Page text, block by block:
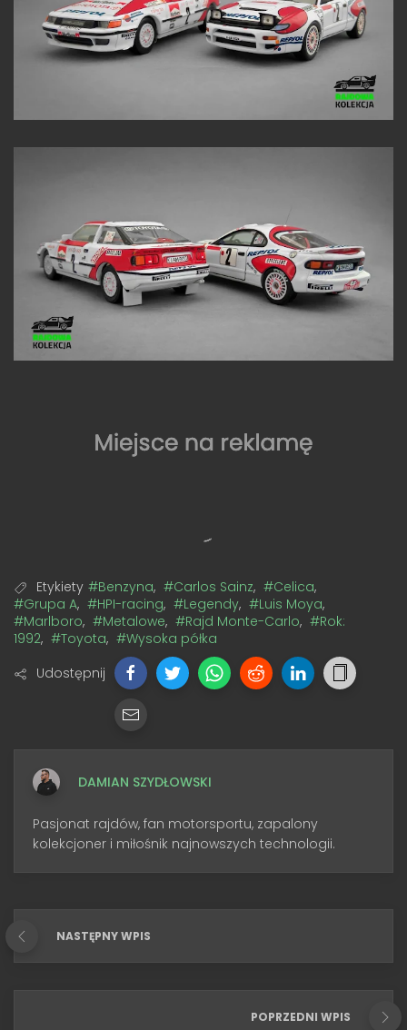
Etykiety #Benzyna, #Carlos Sainz, #Celica,
#Grupa A, #HPI-racing, #Legendy, #Luis Moya,
#Marlboro, #Metalowe, #Rajd Monte-Carlo, #Rok:
1992, #Toyota, #Wysoka półka
Udostępnij
DAMIAN SZYDŁOWSKI
Pasjonat rajdów, fan motorsportu, zapalony
kolekcjoner i miłośnik najnowszych technologii.
NASTĘPNY WPIS
POPRZEDNI WPIS